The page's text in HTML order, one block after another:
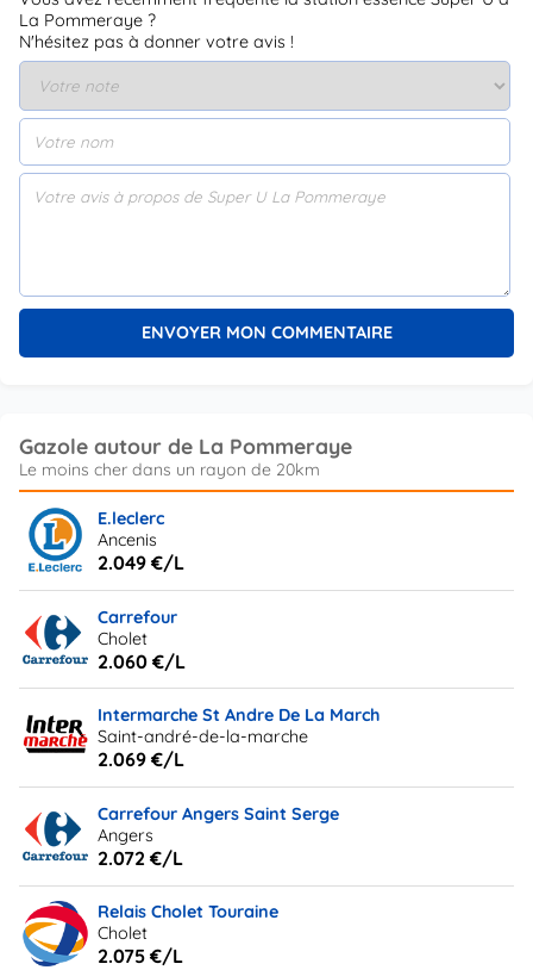
La Pommeraye ?
N'hésitez pas à donner votre avis !
Gazole autour de La Pommeraye
E.leclerc
Ancenis
2.049 €/L
Carrefour
Cholet
2.060 €/L
Intermarche St Andre De La March
Saint-andré-de-la-marche
2.069 €/L
Carrefour Angers Saint Serge
Angers
2.072 €/L
Relais Cholet Touraine
Cholet
2.075 €/L